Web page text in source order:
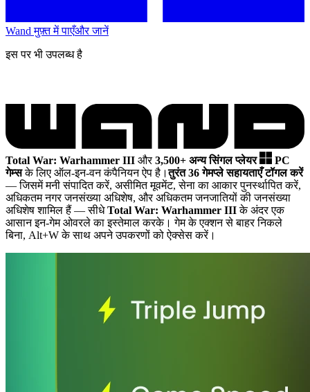
Wand मुफ़्त में पाएँऔर जानें
इस पर भी उपलब्ध है
Total War: Warhammer III और3,500+ अन्य सिंगल प्लेयर
PC
गेम्सके लिए ऑल-इन-वन कंपैनियन ऐप है।तुरंत 36 गेमप्ले सहायताएँ टॉगल करें
— जिसमें मनी संपादित करें, असीमित मूवमेंट, सेना का आकार पुनर्स्थापित करें,
अधिकतम नगर जनसंख्या अधिशेष, और अधिकतम जनजातियों की जनसंख्या
अधिशेष शामिल हैं — सीधेTotal War: Warhammer IIIके अंदर एक
आसान इन-गेम ओवरले का इस्तेमाल करके। गेम के एक्शन से बाहर निकले
बिना, Alt+W के साथ अपने उपकरणों को ऐक्सेस करें।